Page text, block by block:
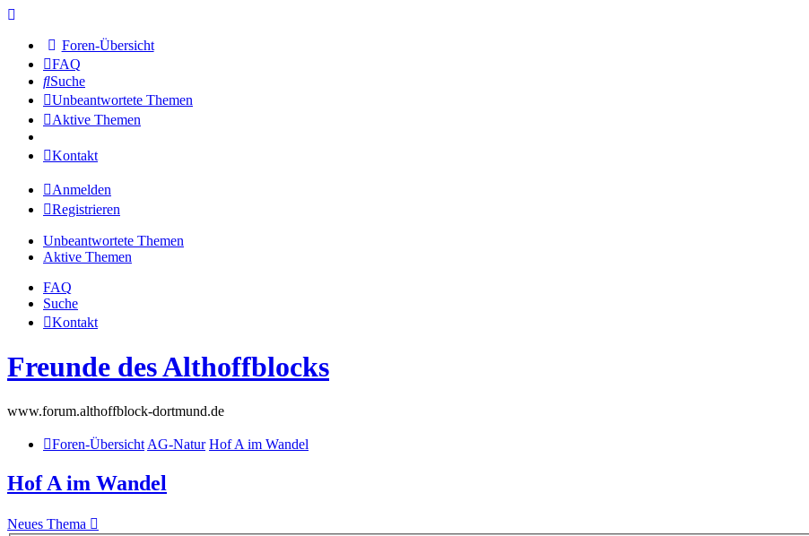
Foren-Übersicht
FAQ
Suche
Unbeantwortete Themen
Aktive Themen
Kontakt
Anmelden
Registrieren
Unbeantwortete Themen
Aktive Themen
FAQ
Suche
Kontakt
Freunde des Althoffblocks
www.forum.althoffblock-dortmund.de
Foren-Übersicht AG-Natur Hof A im Wandel
Hof A im Wandel
Neues Thema